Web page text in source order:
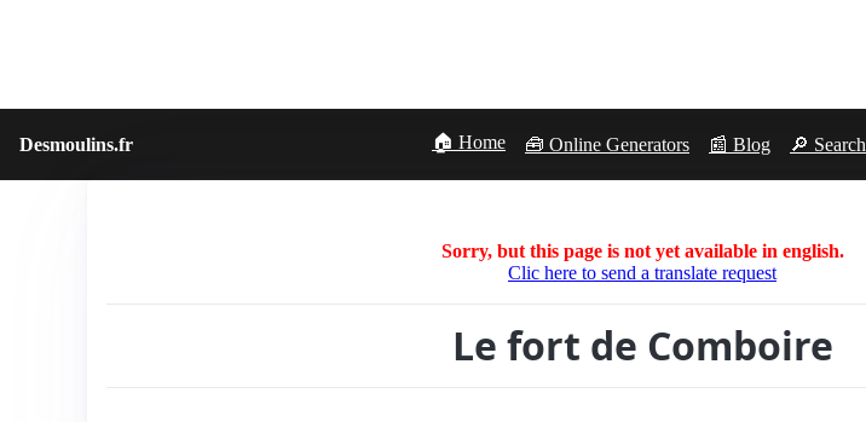
Desmoulins.fr 🏠 Home 🧰 Online Generators 📰 Blog 🔎 Search
Sorry, but this page is not yet available in english.
Clic here to send a translate request
Le fort de Comboire